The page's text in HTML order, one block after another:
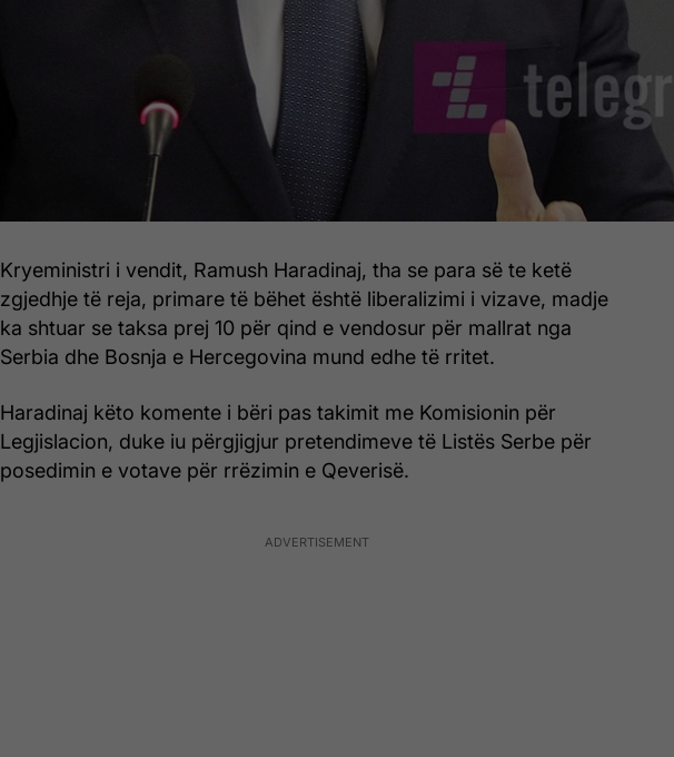
Kryeministri i vendit, Ramush Haradinaj, tha se para së te ketë
zgjedhje të reja, primare të bëhet është liberalizimi i vizave, madje
ka shtuar se taksa prej 10 për qind e vendosur për mallrat nga
Serbia dhe Bosnja e Hercegovina mund edhe të rritet.
Haradinaj këto komente i bëri pas takimit me Komisionin për
Legjislacion, duke iu përgjigjur pretendimeve të Listës Serbe për
posedimin e votave për rrëzimin e Qeverisë.